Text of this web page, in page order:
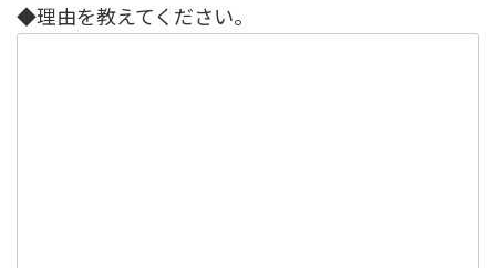
◆理由を教えてください。